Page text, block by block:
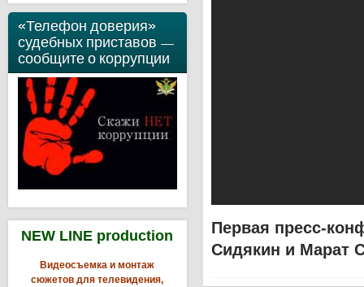
«Телефон доверия»
судебных приставов —
сообщите о коррупции
NEW LINE production
Видеосъемка и монтаж
сюжетов для телевидения,
Первая пресс-
Сидякин и Марат